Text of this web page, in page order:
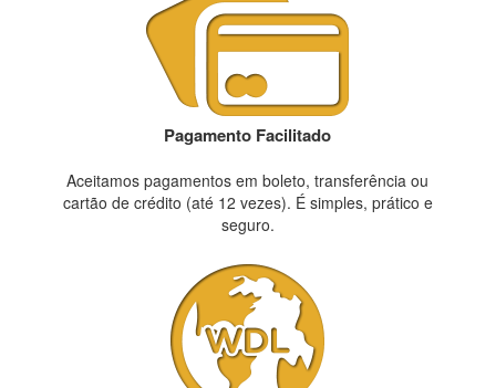
Pagamento Facilitado
Aceitamos pagamentos em boleto, transferência ou
cartão de crédito (até 12 vezes). É simples, prático e
seguro.